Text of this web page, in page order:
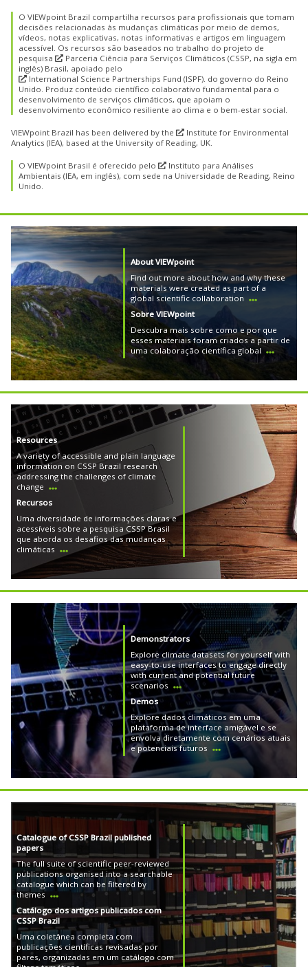
O VIEWpoint Brazil compartilha recursos para profissionais que tomam
decisões relacionadas às mudanças climáticas por meio de demos,
vídeos, notas explicativas, notas informativas e artigos em linguagem
acessível. Os recursos são baseados no trabalho do projeto de
pesquisa
Parceria Ciência para Serviços Climáticos (CSSP, na sigla em
inglês) Brasil, apoiado pelo
International Science Partnerships Fund (ISPF). do governo do Reino
Unido. Produz conteúdo científico colaborativo fundamental para o
desenvolvimento de serviços climáticos, que apoiam o
desenvolvimento econômico resiliente ao clima e o bem-estar social.
VIEWpoint Brazil has been delivered by the Institute for Environmental
Analytics (IEA), based at the University of Reading, UK.
O VIEWpoint Brasil é oferecido pelo Instituto para Análises
Ambientais (IEA, em inglês), com sede na Universidade de Reading, Reino
Unido.
About VIEWpoint
Find out more about how and why these
materials were created as part of a
global scientific collaboration
Sobre VIEWpoint
Descubra mais sobre como e por que
esses materiais foram criados a partir de
uma colaboração científica global
Resources
A variety of accessible and plain language
information on CSSP Brazil research
addressing the challenges of climate
change
Recursos
Uma diversidade de informações claras e
acessíveis sobre a pesquisa CSSP Brasil
que aborda os desafios das mudanças
climáticas
Demonstrators
Explore climate datasets for yourself with
easy-to-use interfaces to engage directly
with current and potential future
scenarios
Demos
Explore dados climáticos em uma
plataforma de interface amigável e se
envolva diretamente com cenários atuais
e potenciais futuros
Catalogue of CSSP Brazil published
papers
The full suite of scientific peer-reviewed
publications organised into a searchable
catalogue which can be filtered by
themes
Catálogo dos artigos publicados com
CSSP Brazil
Uma coletânea completa com
publicações científicas revisadas por
pares, organizadas em um catálogo com